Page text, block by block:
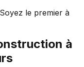
le premier à
à